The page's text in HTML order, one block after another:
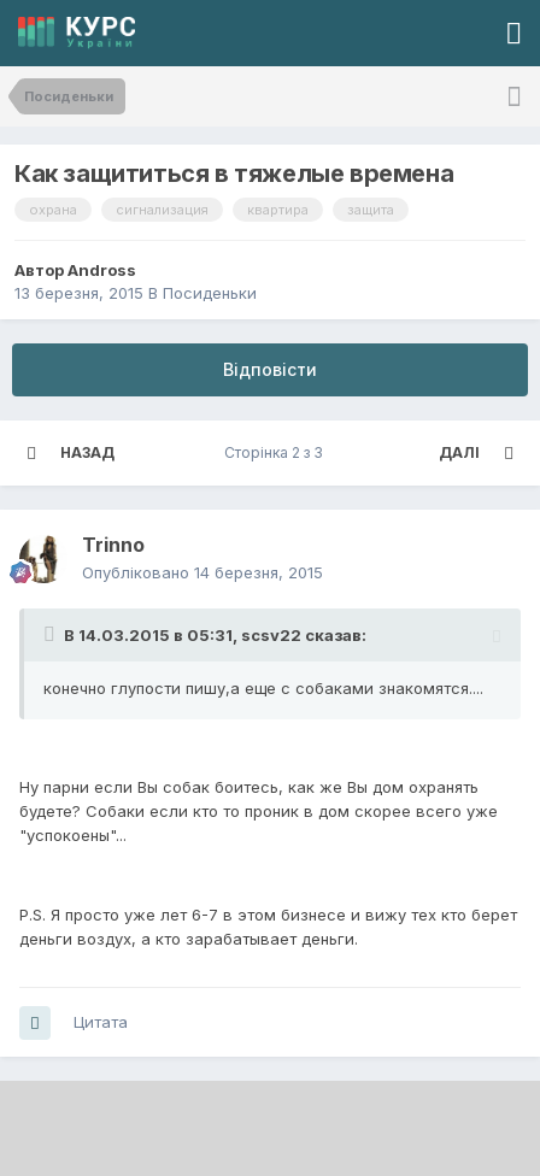
Посиденьки
Как защититься в тяжелые времена
охрана сигнализация квартира защита
АвторAndross
13 березня, 2015 В Посиденьки
Відповісти
НАЗАД ДАЛІ
Сторінка 2 з 3
Trinno
Опубліковано 14 березня, 2015
В 14.03.2015 в 05:31, scsv22 сказав:
конечно глупости пишу,а еще с собаками знакомятся....
Ну парни если Вы собак боитесь, как же Вы дом охранять
будете? Собаки если кто то проник в дом скорее всего уже
"успокоены"...
P.S. Я просто уже лет 6-7 в этом бизнесе и вижу тех кто берет
деньги воздух, а кто зарабатывает деньги.
Цитата